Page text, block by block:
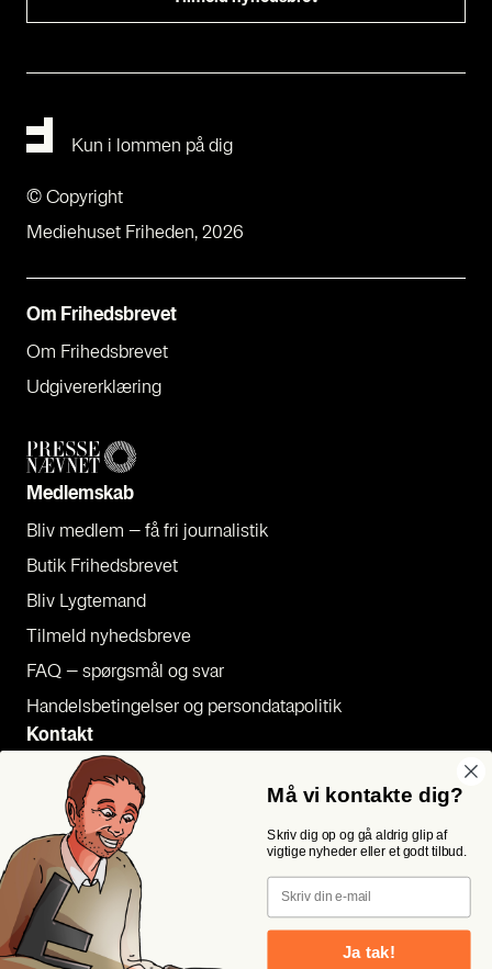
Om Fri­heds­bre­vet
Om Fri­heds­bre­vet
Udgi­ve­rer­klæ­ring
Med­lem­skab
Bliv med­lem – få fri jour­na­li­stik
Butik Fri­heds­bre­vet
Bliv Lyg­te­mand
Til­meld nyheds­bre­ve
FAQ – spørgs­mål og svar
Han­dels­be­tin­gel­ser og per­son­da­ta­po­li­tik
Kon­takt
Pres­se
Send et tip
Kon­takt os
Følg os
Kun i lommen på dig
Mediehuset Friheden, 2026
© Copyright
Må vi kontakte dig?
Skriv dig op og gå aldrig glip af
vigtige nyheder eller et godt tilbud.
Email
Ja tak!